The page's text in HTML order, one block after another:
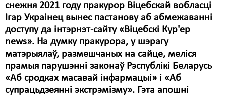
снежня 2021 году пракурор Віцебскай вобласці
Ігар Украінец вынес пастанову аб абмежаванні
доступу да інтэрнэт-сайту «Віцебскі Кур'ер
news». На думку пракурора, у шэрагу
матэрыялаў, размешчаных на сайце, меліся
прамыя парушэнні законаў Рэспублікі Беларусь
«Аб сродках масавай інфармацыі» і «Аб
супрацьдзеянні экстрэмізму». Гэта апошні